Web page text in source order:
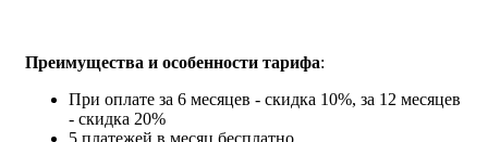
Преимущества и особенности тарифа:
При оплате за 6 месяцев - скидка 10%, за 12 месяцев
- скидка 20%